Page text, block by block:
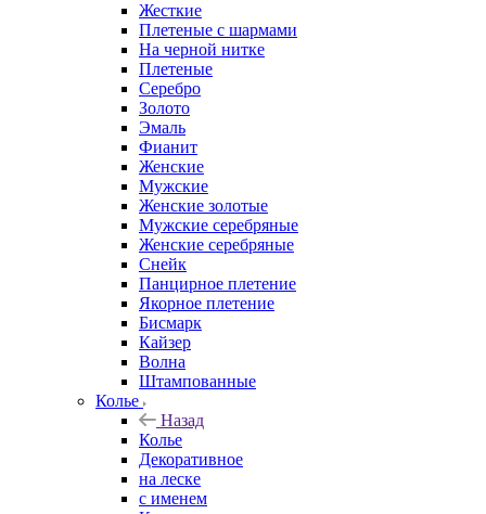
Жесткие
Плетеные с шармами
На черной нитке
Плетеные
Серебро
Золото
Эмаль
Фианит
Женские
Мужские
Женские золотые
Мужские серебряные
Женские серебряные
Снейк
Панцирное плетение
Якорное плетение
Бисмарк
Кайзер
Волна
Штампованные
Колье
Назад
Колье
Декоративное
на леске
с именем